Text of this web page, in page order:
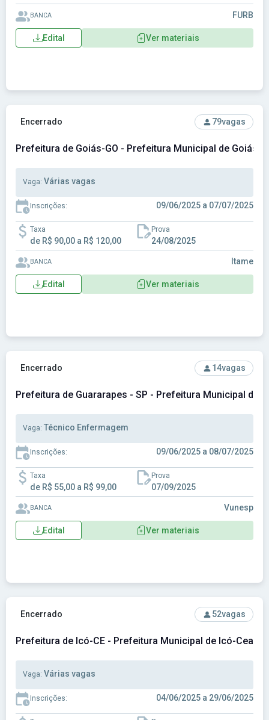
BANCA FURB
Edital Ver materiais
Ver concurso: Prefeitura de Goiás-GO - Prefeitura Municipal
Encerrado 79vagas
Prefeitura de Goiás-GO - Prefeitura Municipal de Goiás-
Vaga: Várias vagas
Inscrições: 09/06/2025 a 07/07/2025
Taxa
de R$ 90,00 a R$ 120,00
Prova
24/08/2025
BANCA Itame
Edital Ver materiais
Ver concurso: Prefeitura de Guararapes - SP - Prefeitura
Encerrado 14vagas
Prefeitura de Guararapes - SP - Prefeitura Municipal de
Vaga: Técnico Enfermagem
Inscrições: 09/06/2025 a 08/07/2025
Taxa
de R$ 55,00 a R$ 99,00
Prova
07/09/2025
BANCA Vunesp
Edital Ver materiais
Ver concurso: Prefeitura de Icó-CE - Prefeitura Municipal
Encerrado 52vagas
Prefeitura de Icó-CE - Prefeitura Municipal de Icó-Ceará
Vaga: Várias vagas
Inscrições: 04/06/2025 a 29/06/2025